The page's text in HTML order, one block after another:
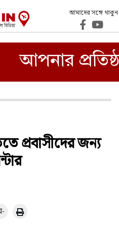
আমাদের সঙ্গে থাকুন
প্রবাসীদের জন্য